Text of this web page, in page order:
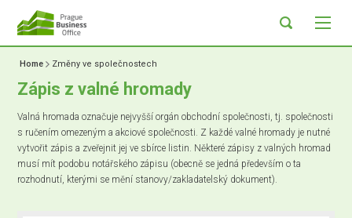
Home Změny ve společnostech
Zápis z valné hromady
Valná hromada označuje nejvyšší orgán obchodní společnosti, tj. společnosti
s ručením omezeným a akciové společnosti. Z každé valné hromady je nutné
vytvořit zápis a zveřejnit jej ve sbírce listin. Některé zápisy z valných hromad
musí mít podobu notářského zápisu (obecně se jedná především o ta
rozhodnutí, kterými se mění stanovy/zakladatelský dokument).